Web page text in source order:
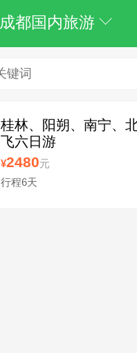
成都国内旅游
桂林、阳朔、南宁、
飞六日游
¥2480元
行程6天